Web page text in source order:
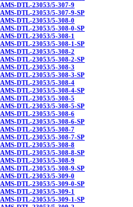
AMS-DTL-23053/5-307-9
AMS-DTL-23053/5-307-9-SP
AMS-DTL-23053/5-308-0
AMS-DTL-23053/5-308-0-SP
AMS-DTL-23053/5-308-1
AMS-DTL-23053/5-308-1-SP
AMS-DTL-23053/5-308-2
AMS-DTL-23053/5-308-2-SP
AMS-DTL-23053/5-308-3
AMS-DTL-23053/5-308-3-SP
AMS-DTL-23053/5-308-4
AMS-DTL-23053/5-308-4-SP
AMS-DTL-23053/5-308-5
AMS-DTL-23053/5-308-5-SP
AMS-DTL-23053/5-308-6
AMS-DTL-23053/5-308-6-SP
AMS-DTL-23053/5-308-7
AMS-DTL-23053/5-308-7-SP
AMS-DTL-23053/5-308-8
AMS-DTL-23053/5-308-8-SP
AMS-DTL-23053/5-308-9
AMS-DTL-23053/5-308-9-SP
AMS-DTL-23053/5-309-0
AMS-DTL-23053/5-309-0-SP
AMS-DTL-23053/5-309-1
AMS-DTL-23053/5-309-1-SP